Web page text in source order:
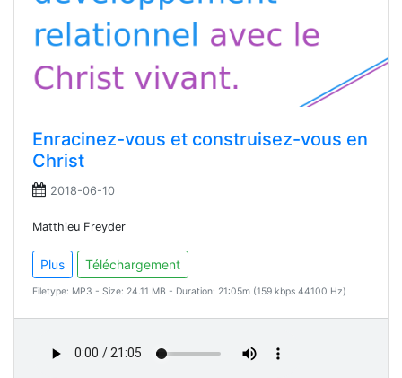
Enracinez-vous et construisez-vous en
Christ
2018-06-10
Matthieu Freyder
Plus Téléchargement
Filetype: MP3 - Size: 24.11 MB - Duration: 21:05m (159 kbps 44100 Hz)